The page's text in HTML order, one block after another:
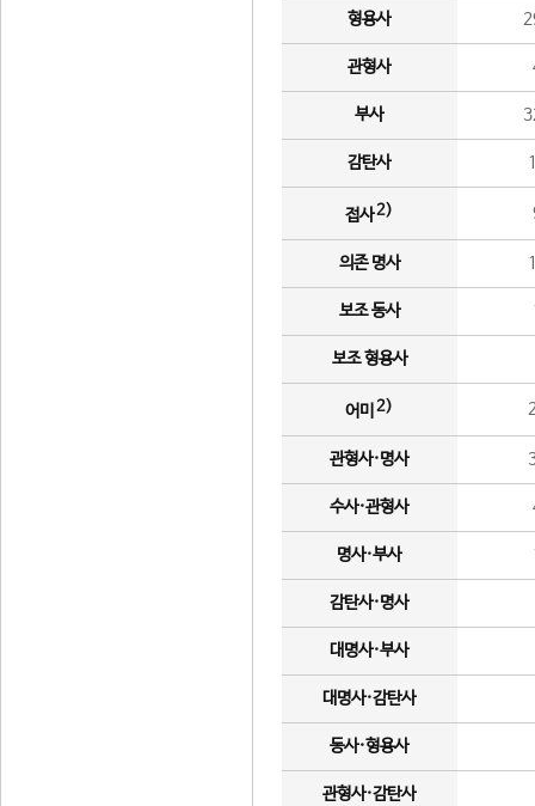
형용사
관형사
부사
감탄사
접사2)
의존 명사
보조 동사
보조 형용사
어미 2)
관형사·명사
수사·관형사
명사·부사
감탄사·명사
대명사·부사
대명사·감탄사
동사·형용사
관형사·감탄사